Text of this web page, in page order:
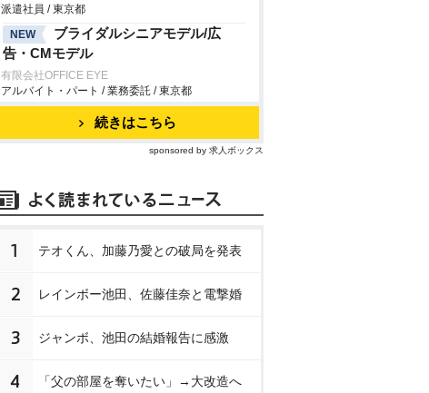
派遣社員 / 東京都
NEW
ブライダルシニアモデル/広
告・CMモデル
有限会社OFFICE EYE
アルバイト・パート / 業務委託 / 東京都
続きはこちら
sponsored by 求人ボックス
1 テオくん、加藤乃愛との破局を発表
2 レインボー池田、佐藤佳奈と電撃婚
3 ジャンボ、池田の結婚報告に感激
4 「父の部屋を奪いたい」→大改造へ